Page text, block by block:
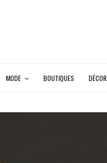
MODE BOUTIQUES